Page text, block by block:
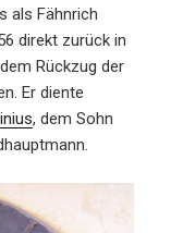
als Fähnrich
direkt zurück in
Rück­zug der
Er diente
, dem Sohn